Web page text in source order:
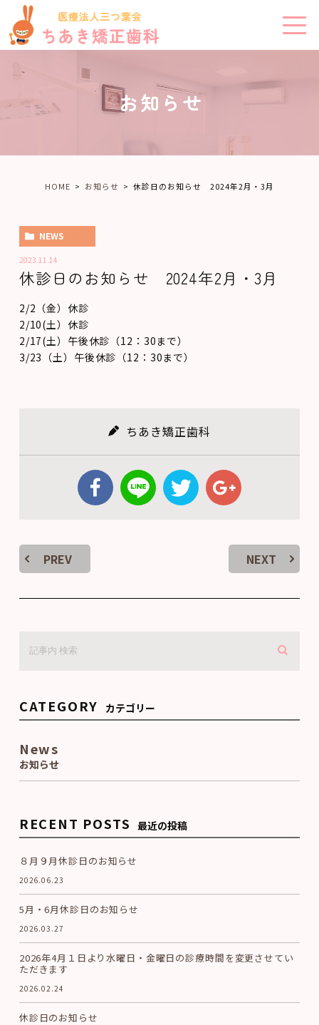
お知らせ
HOME お知らせ 休診日のお知らせ 2024年2月・3月
NEWS
2023.11.14
休診日のお知らせ 2024年2月・3月
2/2（金）休診
2/10(土）休診
2/17(土）午後休診（12：30まで）
3/23（土）午後休診（12：30まで）
ちあき矯正歯科
PREV NEXT
CATEGORY カテゴリー
News
お知らせ
RECENT POSTS 最近の投稿
８月９月休診日のお知らせ
2026.06.23
5月・6月休診日のお知らせ
2026.03.27
2026年4月１日より水曜日・金曜日の診療時間を変更させてい
ただきます
2026.02.24
休診日のお知らせ